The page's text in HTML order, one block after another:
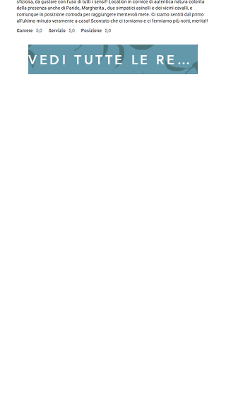
VEDI TUTTE LE RECENSIONI